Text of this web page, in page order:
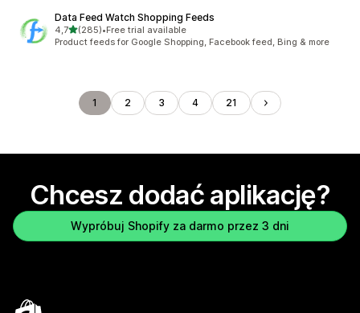
Data Feed Watch Shopping Feeds
4,7na 5 gwiazdek
(285)
Łączna liczba recenzji: 285
•Free trial available
Product feeds for Google Shopping, Facebook feed, Bing & more
1 2 3 4 21
Chcesz dodać aplikację?
Wypróbuj Shopify za darmo przez 3 dni